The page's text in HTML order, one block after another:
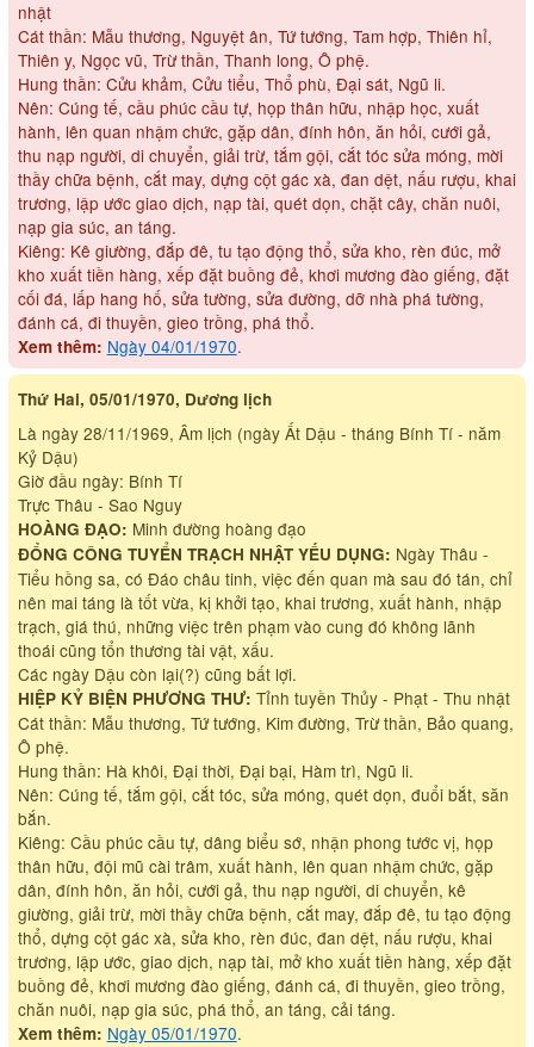
nhật
Cát thần: Mẫu thương, Nguyệt ân, Tứ tướng, Tam hợp, Thiên hỉ,
Thiên y, Ngọc vũ, Trừ thần, Thanh long, Ô phệ.
Hung thần: Cửu khảm, Cửu tiểu, Thổ phù, Đại sát, Ngũ li.
Nên: Cúng tế, cầu phúc cầu tự, họp thân hữu, nhập học, xuất
hành, lên quan nhậm chức, gặp dân, đính hôn, ăn hỏi, cưới gả,
thu nạp người, di chuyển, giải trừ, tắm gội, cắt tóc sửa móng, mời
thầy chữa bệnh, cắt may, dựng cột gác xà, đan dệt, nấu rượu, khai
trương, lập ước giao dịch, nạp tài, quét dọn, chặt cây, chăn nuôi,
nạp gia súc, an táng.
Kiêng: Kê giường, đắp đê, tu tạo động thổ, sửa kho, rèn đúc, mở
kho xuất tiền hàng, xếp đặt buồng đẻ, khơi mương đào giếng, đặt
cối đá, lấp hang hố, sửa tường, sửa đường, dỡ nhà phá tường,
đánh cá, đi thuyền, gieo trồng, phá thổ.
Xem thêm: Ngày 04/01/1970.
Thứ Hai, 05/01/1970, Dương lịch
Là ngày 28/11/1969, Âm lịch (ngày Ất Dậu - tháng Bính Tí - năm
Kỷ Dậu)
Giờ đầu ngày: Bính Tí
Trực Thâu - Sao Nguy
HOÀNG ĐẠO: Minh đường hoàng đạo
ĐỔNG CÔNG TUYỂN TRẠCH NHẬT YẾU DỤNG: Ngày Thâu -
Tiểu hồng sa, có Đáo châu tinh, việc đến quan mà sau đó tán, chỉ
nên mai táng là tốt vừa, kị khởi tạo, khai trương, xuất hành, nhập
trạch, giá thú, những việc trên phạm vào cung đó không lãnh
thoái cũng tổn thương tài vật, xấu.
Các ngày Dậu còn lại(?) cũng bất lợi.
HIỆP KỶ BIỆN PHƯƠNG THƯ: Tỉnh tuyền Thủy - Phạt - Thu nhật
Cát thần: Mẫu thương, Tứ tướng, Kim đường, Trừ thần, Bảo quang,
Ô phệ.
Hung thần: Hà khôi, Đại thời, Đại bại, Hàm trì, Ngũ li.
Nên: Cúng tế, tắm gội, cắt tóc, sửa móng, quét dọn, đuổi bắt, săn
bắn.
Kiêng: Cầu phúc cầu tự, dâng biểu sớ, nhận phong tước vị, họp
thân hữu, đội mũ cài trâm, xuất hành, lên quan nhậm chức, gặp
dân, đính hôn, ăn hỏi, cưới gả, thu nạp người, di chuyển, kê
giường, giải trừ, mời thầy chữa bệnh, cắt may, đắp đê, tu tạo động
thổ, dựng cột gác xà, sửa kho, rèn đúc, đan dệt, nấu rượu, khai
trương, lập ước, giao dịch, nạp tài, mở kho xuất tiền hàng, xếp đặt
buồng đẻ, khơi mương đào giếng, đánh cá, đi thuyền, gieo trồng,
chăn nuôi, nạp gia súc, phá thổ, an táng, cải táng.
Xem thêm: Ngày 05/01/1970.